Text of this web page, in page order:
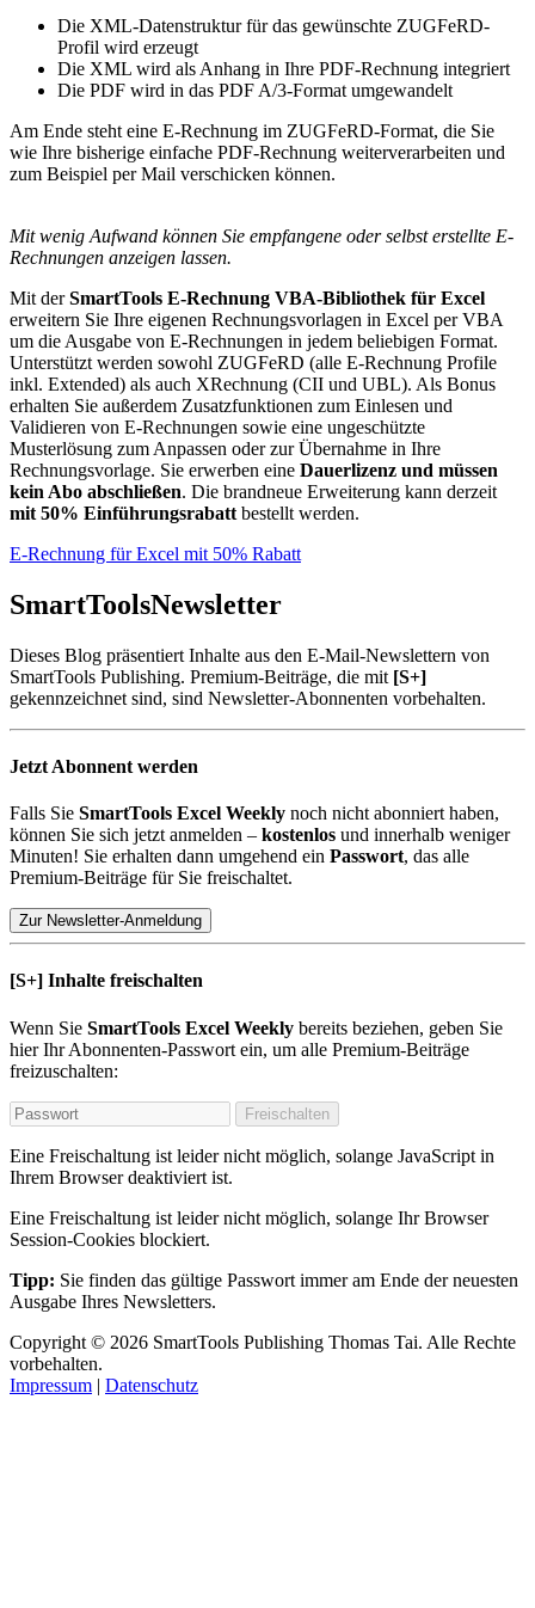
Die XML-Datenstruktur für das gewünschte ZUGFeRD-
Profil wird erzeugt
Die XML wird als Anhang in Ihre PDF-Rechnung integriert
Die PDF wird in das PDF A/3-Format umgewandelt
Am Ende steht eine E-Rechnung im ZUGFeRD-Format, die Sie
wie Ihre bisherige einfache PDF-Rechnung weiterverarbeiten und
zum Beispiel per Mail verschicken können.
Mit wenig Aufwand können Sie empfangene oder selbst erstellte E-
Rechnungen anzeigen lassen.
Mit derSmartTools E-Rechnung VBA-Bibliothek für Excel
erweitern Sie Ihre eigenen Rechnungsvorlagen in Excel per VBA
um die Ausgabe von E-Rechnungen in jedem beliebigen Format.
Unterstützt werden sowohl ZUGFeRD (alle E-Rechnung Profile
inkl. Extended) als auch XRechnung (CII und UBL). Als Bonus
erhalten Sie außerdem Zusatzfunktionen zum Einlesen und
Validieren von E-Rechnungen sowie eine ungeschützte
Musterlösung zum Anpassen oder zur Übernahme in Ihre
Rechnungsvorlage. Sie erwerben eine Dauerlizenz und müssen
kein Abo abschließen. Die brandneue Erweiterung kann derzeit
mit 50% Einführungsrabatt bestellt werden.
E-Rechnung für Excel mit 50% Rabatt
SmartToolsNewsletter
Dieses Blog präsentiert Inhalte aus den E-Mail-Newslettern von
SmartTools Publishing. Premium-Beiträge, die mit [S+]
gekennzeichnet sind, sind Newsletter-Abonnenten vorbehalten.
Jetzt Abonnent werden
Falls Sie SmartTools Excel Weekly noch nicht abonniert haben,
können Sie sich jetzt anmelden – kostenlos und innerhalb weniger
Minuten! Sie erhalten dann umgehend ein Passwort, das alle
Premium-Beiträge für Sie freischaltet.
Zur Newsletter-Anmeldung
[S+] Inhalte freischalten
Wenn Sie SmartTools Excel Weekly bereits beziehen, geben Sie
hier Ihr Abonnenten-Passwort ein, um alle Premium-Beiträge
freizuschalten:
Freischalten
Eine Freischaltung ist leider nicht möglich, solange JavaScript in
Ihrem Browser deaktiviert ist.
Eine Freischaltung ist leider nicht möglich, solange Ihr Browser
Session-Cookies blockiert.
Tipp: Sie finden das gültige Passwort immer am Ende der neuesten
Ausgabe Ihres Newsletters.
Copyright © 2026 SmartTools Publishing Thomas Tai. Alle Rechte
vorbehalten.
Impressum | Datenschutz